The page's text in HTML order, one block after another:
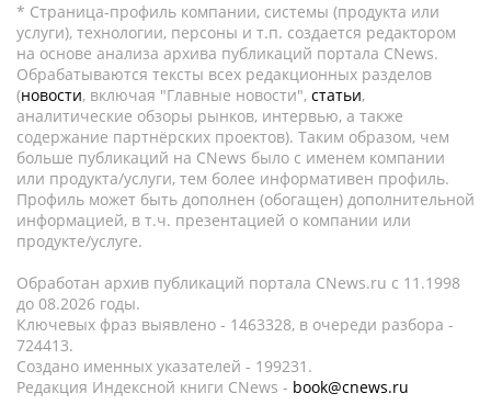
* Страница-профиль компании, системы (продукта или
услуги), технологии, персоны и т.п. создается редактором
на основе анализа архива публикаций портала CNews.
Обрабатываются тексты всех редакционных разделов
(новости, включая "Главные новости", статьи,
аналитические обзоры рынков, интервью, а также
содержание партнёрских проектов). Таким образом, чем
больше публикаций на CNews было с именем компании
или продукта/услуги, тем более информативен профиль.
Профиль может быть дополнен (обогащен) дополнительной
информацией, в т.ч. презентацией о компании или
продукте/услуге.
Обработан архив публикаций портала CNews.ru c 11.1998
до 08.2026 годы.
Ключевых фраз выявлено - 1463328, в очереди разбора -
724413.
Создано именных указателей - 199231.
Редакция Индексной книги CNews - book@cnews.ru